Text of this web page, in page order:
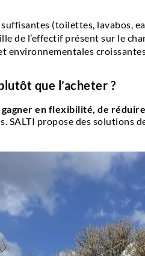
(toilettes, lavabos,
de l’effectif présent sur le
environnementales
que l’acheter ?
gagner en flexibilité, de
SALTI propose des solutions